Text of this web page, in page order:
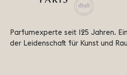
Parfumexperte seit 125 Jahren.
der Leidenschaft für Kunst und